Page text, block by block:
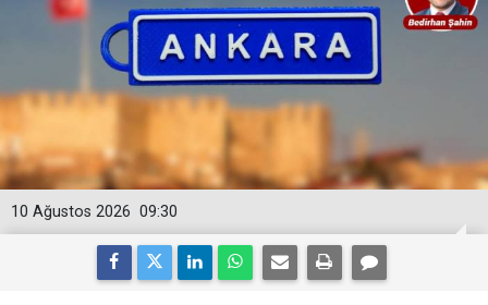
09:30
10 Ağustos 2026